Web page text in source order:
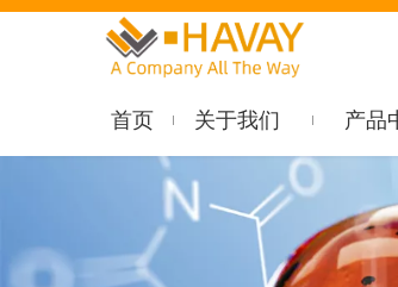
首页 关于我们 产品